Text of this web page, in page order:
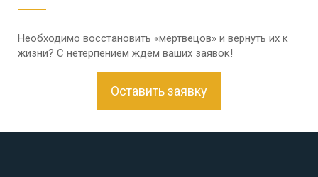
Необходимо восстановить «мертвецов» и вернуть их к
жизни? С нетерпением ждем ваших заявок!
Оставить заявку